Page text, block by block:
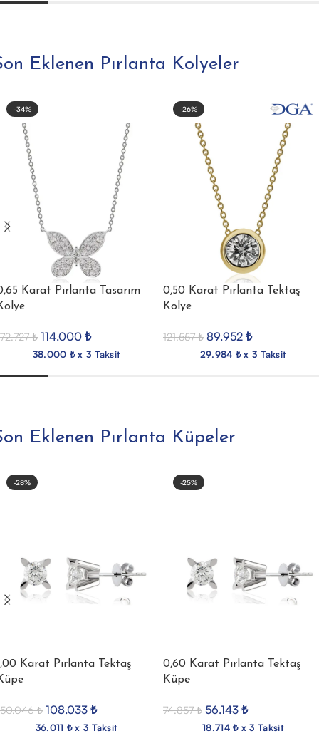
Eklenen Pırlanta Kolyeler
-34%
Karat Pırlanta Tasarım
₺ 114.000 ₺
38.000 ₺ x 3 Taksit
-26%
0,50 Karat Pırlanta Tektaş
Kolye
121.557₺ 89.952 ₺
29.984 ₺ x 3 Taksit
Eklenen Pırlanta Küpeler
-28%
Karat Pırlanta Tektaş
₺ 108.033 ₺
36.011 ₺ x 3 Taksit
-25%
0,60 Karat Pırlanta Tektaş
Küpe
74.857₺ 56.143 ₺
18.714 ₺ x 3 Taksit